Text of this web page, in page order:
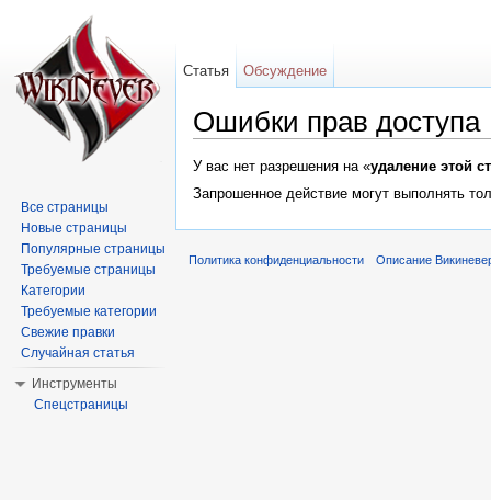
Ошибки прав доступа
У вас нет разрешения на «удаление этой
Запрошенное действие могут выполнять
Статья Обсуждение
Все страницы
Новые страницы
Популярные страницы
Требуемые страницы
Категории
Требуемые категории
Свежие правки
Случайная статья
Инструменты
Спецстраницы
Политика конфиденциальности Описание